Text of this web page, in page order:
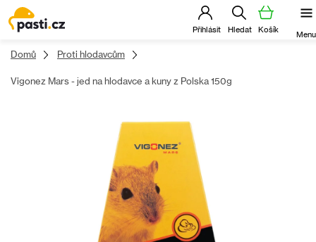
Přejít
na
obsah
Domů Proti hlodavcům
Vigonez Mars - jed na hlodavce a kuny z Polska 150g